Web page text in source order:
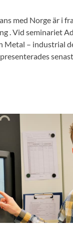
med Norge är i
. Vid seminariet
Metal – industrial